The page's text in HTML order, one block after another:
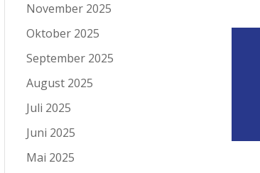
November 2025
Oktober 2025
September 2025
August 2025
Juli 2025
Juni 2025
Mai 2025